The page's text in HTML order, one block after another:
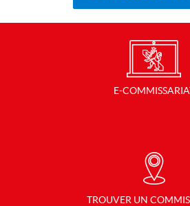
E-
TROUVER UN